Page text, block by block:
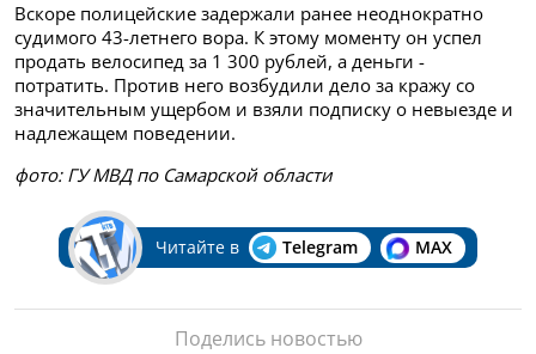
Вскоре полицейские задержали ранее неоднократно
судимого 43-летнего вора. К этому моменту он успел
продать велосипед за 1 300 рублей, а деньги -
потратить. Против него возбудили дело за кражу со
значительным ущербом и взяли подписку о невыезде и
надлежащем поведении.
фото: ГУ МВД по Самарской области
Читайте в Telegram MAX
Поделись новостью